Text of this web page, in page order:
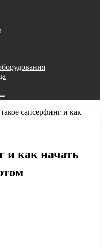
Поиск...
сапсерфинг и как
и как начать